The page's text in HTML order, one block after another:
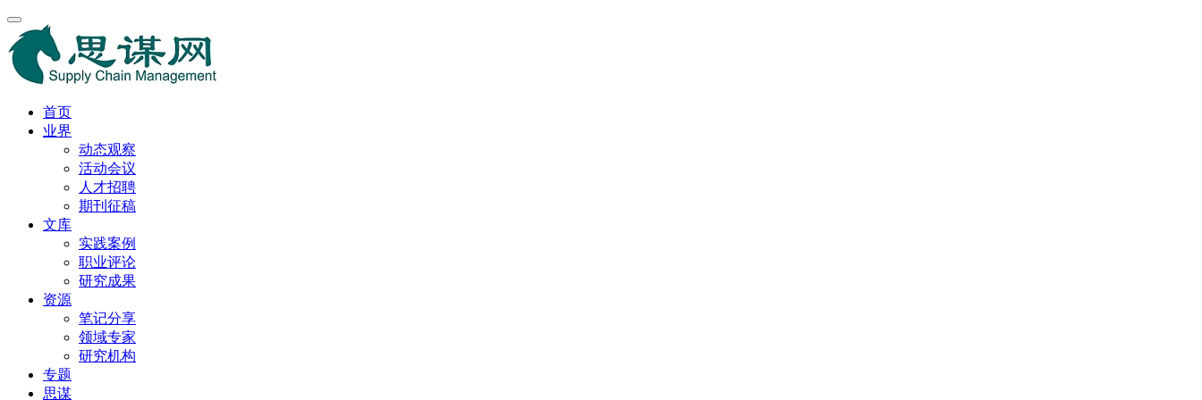
首页
业界
动态观察
活动会议
人才招聘
期刊征稿
文库
实践案例
职业评论
研究成果
资源
笔记分享
领域专家
研究机构
专题
思谋